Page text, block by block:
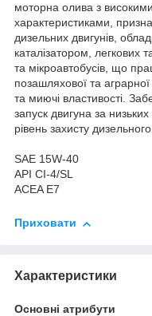
моторна олива з
характеристиками,
дизельних двигунів,
каталізатором, легкових
та мікроавтобусів, що
позашляхової та
та миючі властивості.
запуск двигуна за
рівень захисту
SAE 15W-40
API CI-4/SL
ACEA E7
Приховати
Характеристики
Основні атрибути